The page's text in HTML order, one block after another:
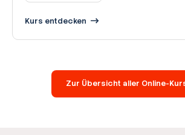
Kurs entdecken
Zur Übersicht aller Online-